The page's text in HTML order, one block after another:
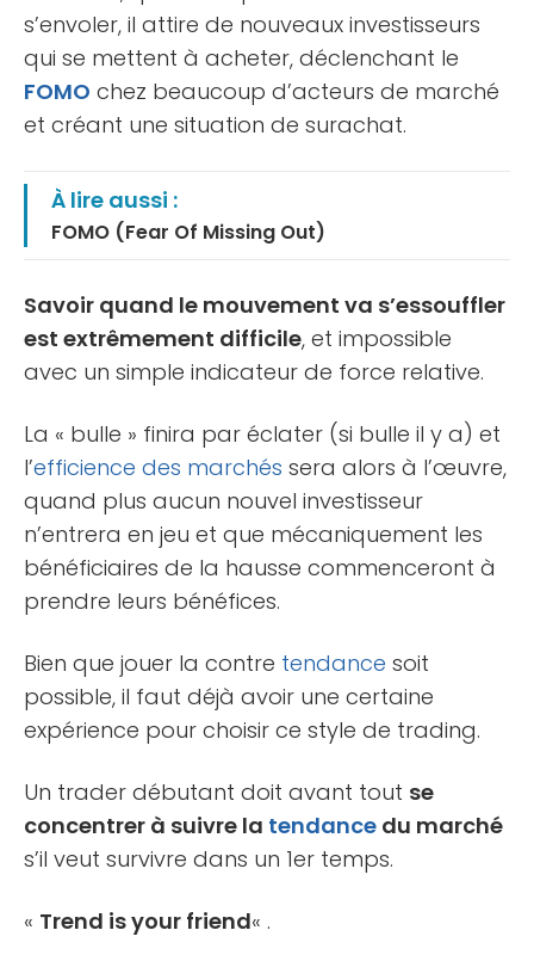
s’envoler, il attire de nouveaux investisseurs
qui se mettent à acheter, déclenchant le
FOMO chez beaucoup d’acteurs de marché
et créant une situation de surachat.
À lire aussi :
FOMO (Fear Of Missing Out)
Savoir quand le mouvement va s’essouffler
est extrêmement difficile, et impossible
avec un simple indicateur de force relative.
La « bulle » finira par éclater (si bulle il y a) et
l’efficience des marchés sera alors à l’œuvre,
quand plus aucun nouvel investisseur
n’entrera en jeu et que mécaniquement les
bénéficiaires de la hausse commenceront à
prendre leurs bénéfices.
Bien que jouer la contre tendance soit
possible, il faut déjà avoir une certaine
expérience pour choisir ce style de trading.
Un trader débutant doit avant tout se
concentrer à suivre la tendance du marché
s’il veut survivre dans un 1er temps.
« Trend is your friend« .